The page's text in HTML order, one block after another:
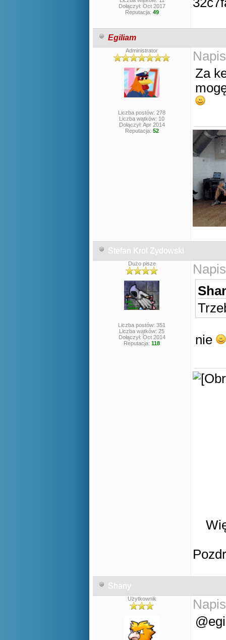
Dołączył: Oct 2017
Reputacja: 49
Egiliam
Administrator
Liczba postów: 278
Liczba wątków: 10
Dołączył: Apr 2014
Reputacja: 52
Za
Stefan Krol Zydowski
Dużo pisze
Liczba postów: 351
Liczba wątków: 25
Dołączył: Oct 2014
Reputacja: 118 nie
Shany
Użytkownik